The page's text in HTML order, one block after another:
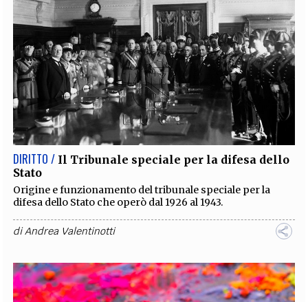
DIRITTO / Il Tribunale speciale per la difesa dello
Stato
Origine e funzionamento del tribunale speciale per la
difesa dello Stato che operò dal 1926 al 1943.
diAndrea Valentinotti